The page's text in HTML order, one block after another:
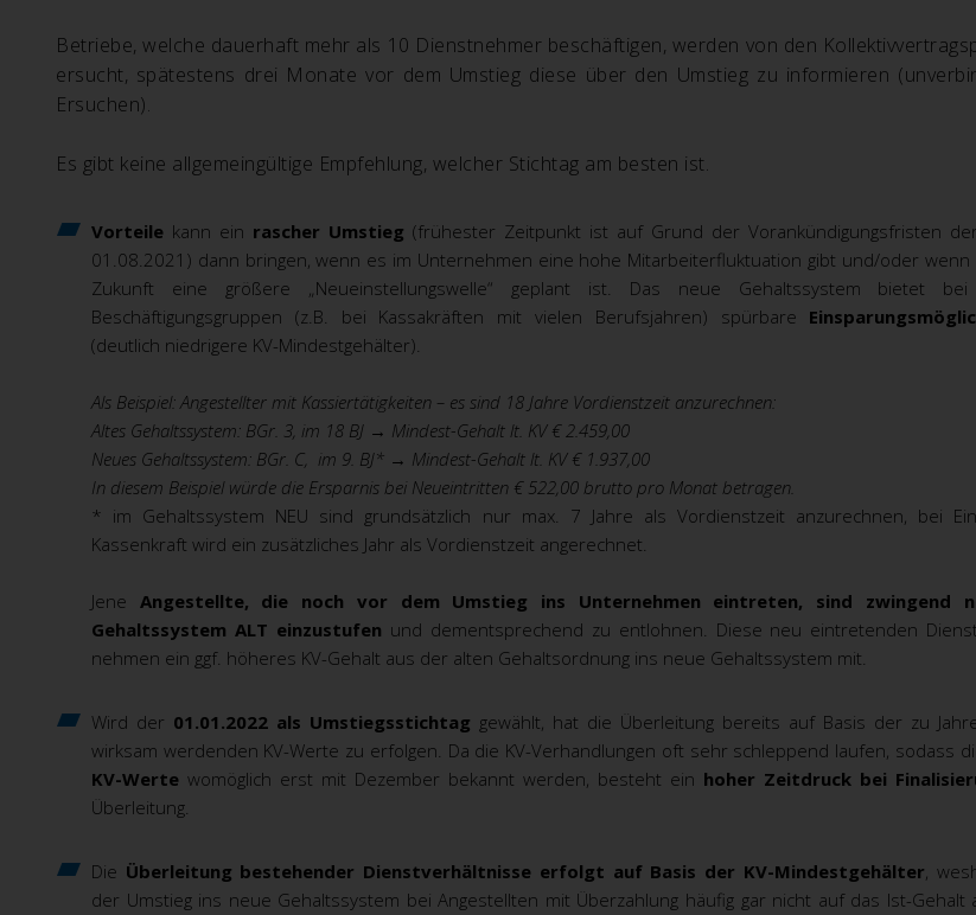
Betriebe, welche dauerhaft mehr als 10 Dienstnehmer beschäftigen, werden von den
ersucht, spätestens drei Monate vor dem Umstieg diese über den Umstieg zu informieren
Ersuchen).
Es gibt keine allgemeingültige Empfehlung, welcher Stichtag am besten ist.
Vorteile kann ein rascher Umstieg (frühester Zeitpunkt ist auf Grund der Vorankündigungsfristen
01.08.2021) dann bringen, wenn es im Unternehmen eine hohe Mitarbeiterfluktuation gibt und/oder wenn
Zukunft eine größere „Neueinstellungswelle“ geplant ist. Das neue Gehaltssystem bietet bei
Beschäftigungsgruppen (z.B. bei Kassakräften mit vielen Berufsjahren) spürbare
(deutlich niedrigere KV-Mindestgehälter).
Als Beispiel: Angestellter mit Kassiertätigkeiten – es sind 18 Jahre Vordienstzeit anzurechnen:
Altes Gehaltssystem: BGr. 3, im 18 BJ → Mindest-Gehalt lt. KV € 2.459,00
Neues Gehaltssystem: BGr. C, im 9. BJ* → Mindest-Gehalt lt. KV € 1.937,00
In diesem Beispiel würde die Ersparnis bei Neueintritten € 522,00 brutto pro Monat betragen.
* im Gehaltssystem NEU sind grundsätzlich nur max. 7 Jahre als Vordienstzeit anzurechnen, bei
Kassenkraft wird ein zusätzliches Jahr als Vordienstzeit angerechnet.
Jene Angestellte, die noch vor dem Umstieg ins Unternehmen eintreten, sind zwingend
Gehaltssystem ALT einzustufen und dementsprechend zu entlohnen. Diese neu eintretenden
nehmen ein ggf. höheres KV-Gehalt aus der alten Gehaltsordnung ins neue Gehaltssystem mit.
Wird der 01.01.2022 als Umstiegsstichtag gewählt, hat die Überleitung bereits auf Basis der zu
wirksam werdenden KV-Werte zu erfolgen. Da die KV-Verhandlungen oft sehr schleppend laufen, sodass
KV-Werte womöglich erst mit Dezember bekannt werden, besteht ein hoher Zeitdruck bei
Überleitung.
Die Überleitung bestehender Dienstverhältnisse erfolgt auf Basis der KV-Mindestgehälter,
der Umstieg ins neue Gehaltssystem bei Angestellten mit Überzahlung häufig gar nicht auf das Ist-Gehalt